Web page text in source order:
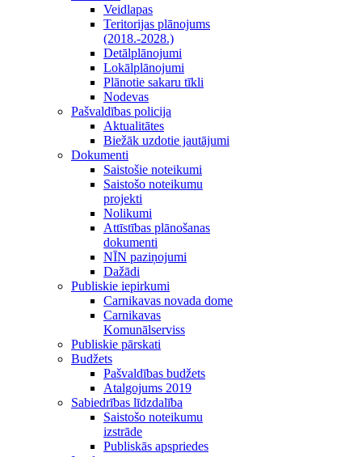
Veidlapas
Teritorijas plānojums
(2018.-2028.)
Detālplānojumi
Lokālplānojumi
Plānotie sakaru tīkli
Nodevas
Pašvaldības policija
Aktualitātes
Biežāk uzdotie jautājumi
Dokumenti
Saistošie noteikumi
Saistošo noteikumu
projekti
Nolikumi
Attīstības plānošanas
dokumenti
NĪN paziņojumi
Dažādi
Publiskie iepirkumi
Carnikavas novada dome
Carnikavas
Komunālserviss
Publiskie pārskati
Budžets
Pašvaldības budžets
Atalgojums 2019
Sabiedrības līdzdalība
Saistošo noteikumu
izstrāde
Publiskās apspriedes